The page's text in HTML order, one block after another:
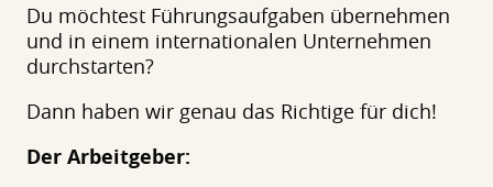
Du möchtest Führungsaufgaben übernehmen
und in einem internationalen Unternehmen
durchstarten?
Dann haben wir genau das Richtige für dich!
Der Arbeitgeber: